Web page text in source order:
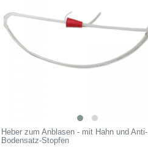
Heber zum Anblasen - mit Hahn und Anti-
Bodensatz-Stopfen